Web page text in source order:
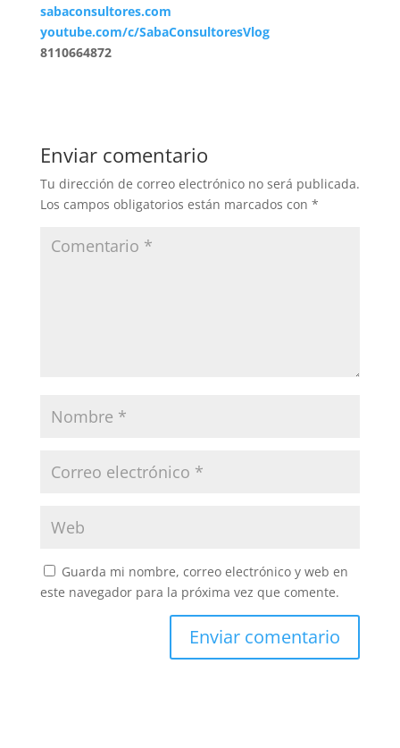
sabaconsultores.com
youtube.com/c/SabaConsultoresVlog
8110664872
Enviar comentario
Tu dirección de correo electrónico no será publicada.
Los campos obligatorios están marcados con *
Guarda mi nombre, correo electrónico y web en
este navegador para la próxima vez que comente.